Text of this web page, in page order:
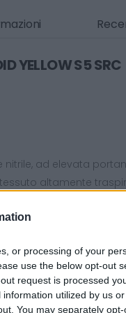
or processing of your
use the below opt-out
request is processed
utilized by us
You may separately
YELLOW S5 SRC
nitrile, ad elevata
altamente
per facilitare lo
Reach, Made